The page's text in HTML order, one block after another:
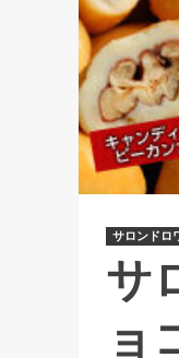
サロンドロ
サ
ョ